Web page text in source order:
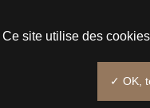
Ce site utilise des
✓ OK,